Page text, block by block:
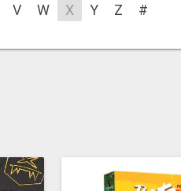
V W X Y Z #